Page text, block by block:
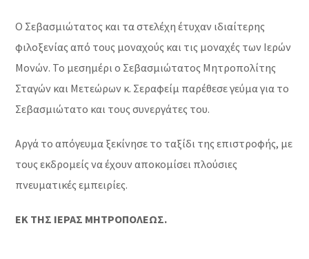
Ο Σεβασμιώτατος και τα στελέχη έτυχαν ιδιαίτερης
φιλοξενίας από τους μοναχούς και τις μοναχές των Ιερών
Μονών. Το μεσημέρι ο Σεβασμιώτατος Μητροπολίτης
Σταγών και Μετεώρων κ. Σεραφείμ παρέθεσε γεύμα για το
Σεβασμιώτατο και τους συνεργάτες του.
Αργά το απόγευμα ξεκίνησε το ταξίδι της επιστροφής, με
τους εκδρομείς να έχουν αποκομίσει πλούσιες
πνευματικές εμπειρίες.
ΕΚ ΤΗΣ ΙΕΡΑΣ ΜΗΤΡΟΠΟΛΕΩΣ.